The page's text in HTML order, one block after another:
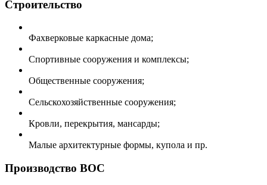
Строительство
Фахверковые каркасные дома;
Спортивные сооружения и комплексы;
Общественные сооружения;
Сельскохозяйственные сооружения;
Кровли, перекрытия, мансарды;
Малые архитектурные формы, купола и пр.
Производство ВОС